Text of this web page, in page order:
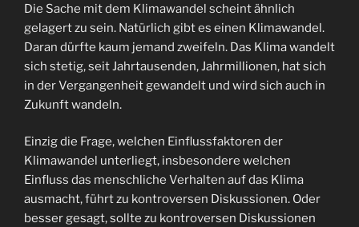
Die Sache mit dem Klimawandel scheint ähnlich
gelagert zu sein. Natürlich gibt es einen Klimawandel.
Daran dürfte kaum jemand zweifeln. Das Klima wandelt
sich stetig, seit Jahrtausenden, Jahrmillionen, hat sich
in der Vergangenheit gewandelt und wird sich auch in
Zukunft wandeln.
Einzig die Frage, welchen Einflussfaktoren der
Klimawandel unterliegt, insbesondere welchen
Einfluss das menschliche Verhalten auf das Klima
ausmacht, führt zu kontroversen Diskussionen. Oder
besser gesagt, sollte zu kontroversen Diskussionen